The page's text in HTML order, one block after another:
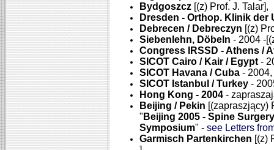
Bydgoszcz [(z) Prof. J. Talar],
Dresden - Orthop. Klinik der
Debrecen / Debreczyn [(z)
Siebenlehn, Döbeln - 2004 -
Congress IRSSD - Athens /
SICOT Cairo / Kair / Egypt -
SICOT Havana / Cuba - 2004,
SICOT Istanbul / Turkey -
Hong Kong - 2004 -
Beijing / Pekin [(zapraszjący)
" Beijing 2005 - Spine
Symposium" - see Letters
Garmisch Partenkirchen [(z)